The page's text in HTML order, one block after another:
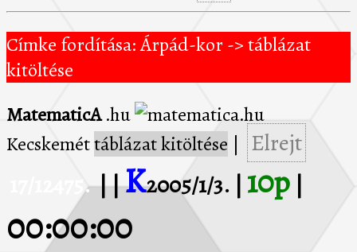
Címke fordítása: Árpád-kor -> táblázat
kitöltése
MatematicA.hu
Kecskeméttáblázat kitöltése
Elrejt
17/12475.| |K2005/1/3. | 10p
00:00:00